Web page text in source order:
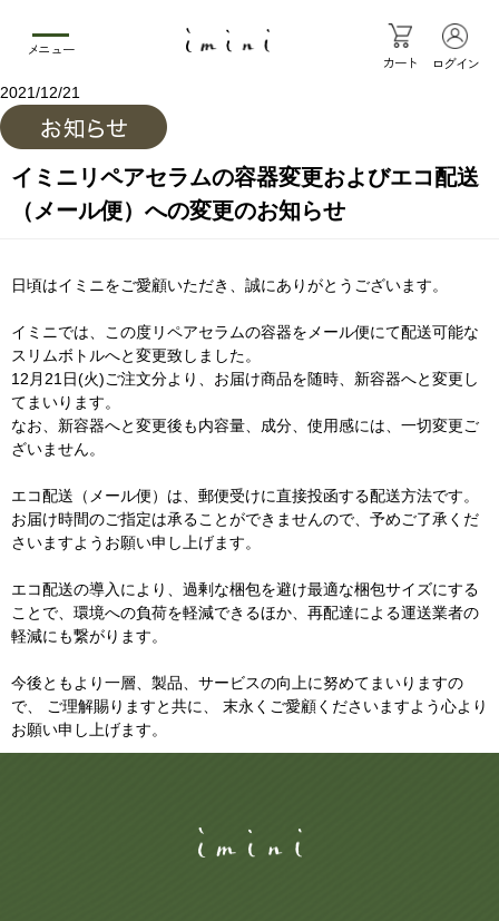
メニュー
カート ログイン
2021/12/21
イミニリペアセラムの容器変更およびエコ配送
（メール便）への変更のお知らせ
日頃はイミニをご愛顧いただき、誠にありがとうございます。
イミニでは、この度リペアセラムの容器をメール便にて配送可能な
スリムボトルへと変更致しました。
12月21日(火)ご注文分より、お届け商品を随時、新容器へと変更し
てまいります。
なお、新容器へと変更後も内容量、成分、使用感には、一切変更ご
ざいません。
エコ配送（メール便）は、郵便受けに直接投函する配送方法です。
お届け時間のご指定は承ることができませんので、予めご了承くだ
さいますようお願い申し上げます。
エコ配送の導入により、過剰な梱包を避け最適な梱包サイズにする
ことで、環境への負荷を軽減できるほか、再配達による運送業者の
軽減にも繋がります。
今後ともより一層、製品、サービスの向上に努めてまいりますの
で、 ご理解賜りますと共に、 末永くご愛顧くださいますよう心より
お願い申し上げます。